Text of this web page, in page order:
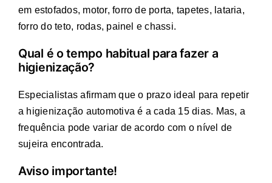
em estofados, motor, forro de porta, tapetes, lataria,
forro do teto, rodas, painel e chassi.
Qual é o tempo habitual para fazer a
higienização?
Especialistas afirmam que o prazo ideal para repetir
a higienização automotiva é a cada 15 dias. Mas, a
frequência pode variar de acordo com o nível de
sujeira encontrada.
Aviso importante!